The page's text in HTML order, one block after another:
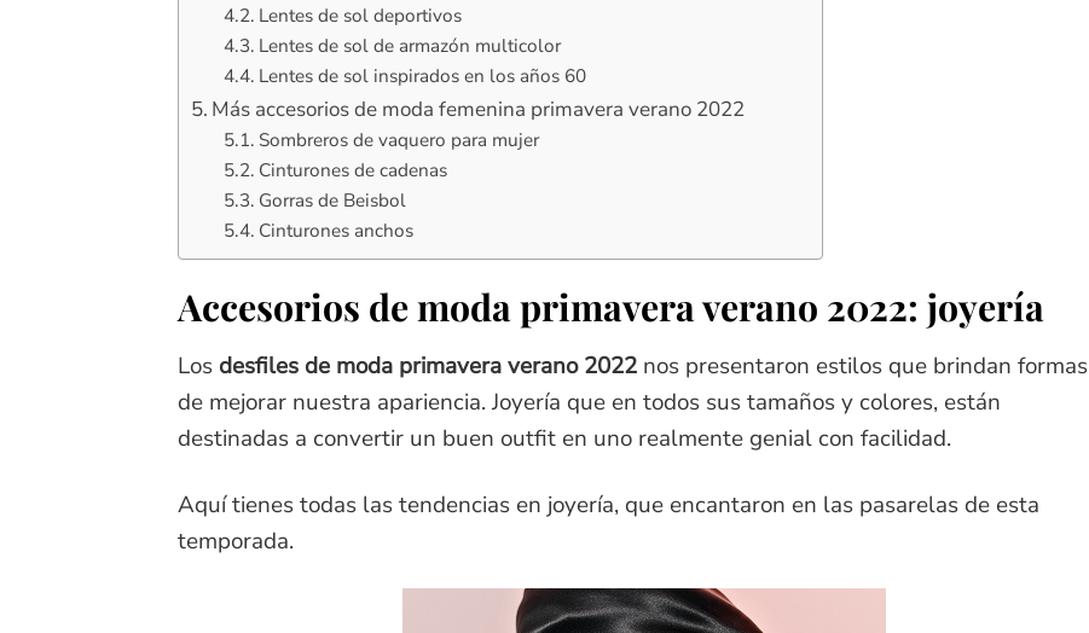
Lentes de sol deportivos
Lentes de sol de armazón multicolor
Lentes de sol inspirados en los años 60
Más accesorios de moda femenina primavera verano 2022
Sombreros de vaquero para mujer
Cinturones de cadenas
Gorras de Beisbol
Cinturones anchos
Accesorios de moda primavera verano 2022: joyería
Los desfiles de moda primavera verano 2022 nos presentaron estilos que brindan formas
de mejorar nuestra apariencia. Joyería que en todos sus tamaños y colores, están
destinadas a convertir un buen outfit en uno realmente genial con facilidad.
Aquí tienes todas las tendencias en joyería, que encantaron en las pasarelas de esta
temporada.